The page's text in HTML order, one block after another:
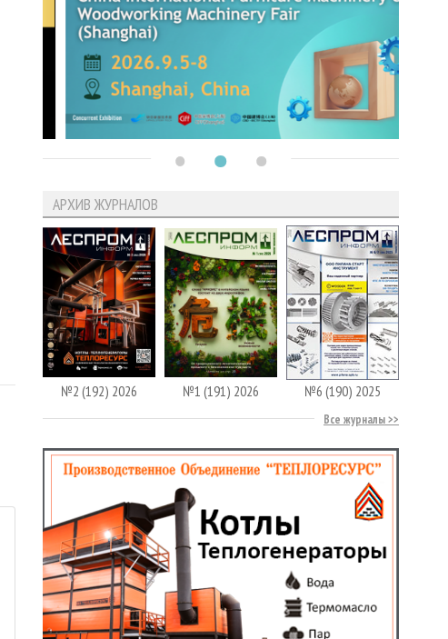
АРХИВ ЖУРНАЛОВ
№2 (192) 2026 №1 (191) 2026 №6 (190) 2025
Все журналы